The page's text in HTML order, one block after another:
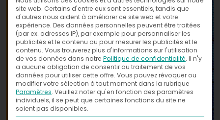
Press
WHO
CONTACT
site web. Certains d'entre eux sont essentiels, tandis que
d'autres nous aident à améliorer ce site web et votre
expérience. Des données personnelles peuvent être traitées
(par ex. adresses IP), par exemple pour personnaliser les
publicités et le contenu ou pour mesurer les publicités et le
contenu. Vous trouverez plus d'informations sur l'utilisation
de vos données dans notre Politique de confidentialité. Il n'y
a aucune obligation de consentir au traitement de vos
données pour utiliser cette offre. Vous pouvez révoquer ou
modifier votre sélection à tout moment dans la rubrique
Paramètres. Veuillez noter qu'en fonction des paramètres
individuels, il se peut que certaines fonctions du site ne
soient pas disponibles.